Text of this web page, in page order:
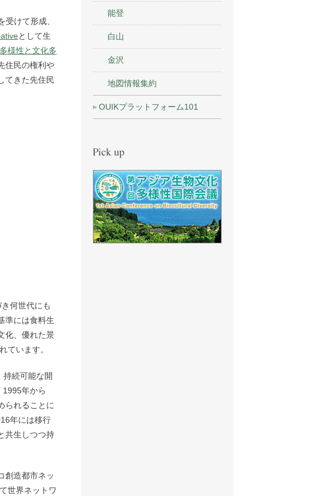
けて形成、
として生
様性と文化多
住民の権利や
てきた先住民
何世代にも
準には食料生
化、優れた景
ています。
持続可能な開
年から
られることに
年には移行
共生しつつ持
創造都市ネッ
世界ネットワ
能登
白山
金沢
地図情報集約
OUIKプラットフォーム101